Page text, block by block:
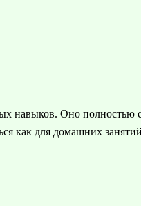
навыков. Оно полностью
как для домашних